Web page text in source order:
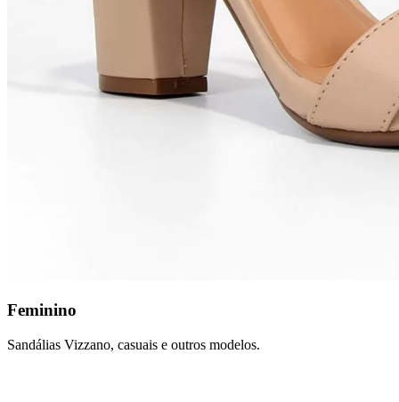
Feminino
Sandálias Vizzano, casuais e outros modelos.